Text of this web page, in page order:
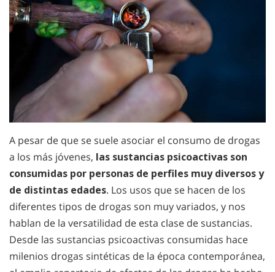
A pesar de que se suele asociar el consumo de drogas
a los más jóvenes, las sustancias psicoactivas son
consumidas por personas de perfiles muy diversos y
de distintas edades. Los usos que se hacen de los
diferentes tipos de drogas son muy variados, y nos
hablan de la versatilidad de esta clase de sustancias.
Desde las sustancias psicoactivas consumidas hace
milenios drogas sintéticas de la época contemporánea,